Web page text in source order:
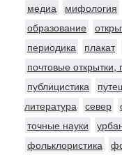
медиа
мифология
образование
периодика
плакат
почтовые открытки,
публицистика
литература север
точные науки
фольклористика